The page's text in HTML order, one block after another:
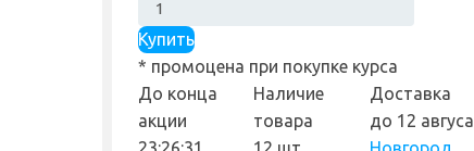
Купить
* промоцена при покупке курса
До конца
акции
Наличие
товара
Доставка
до 12 авгуса